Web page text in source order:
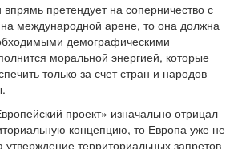
претендует на соперничество с
международной арене, то она должна
демографическими
моральной энергией, которые
только за счет стран и народов
проект» изначально отрицал
концепцию, то Европа уже не
утверждение территориальных запретов